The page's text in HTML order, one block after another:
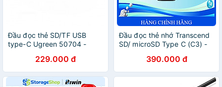
Đầu đọc thẻ SD/TF USB
type-C Ugreen 50704 -
229.000 đ
Đầu đọc thẻ nhớ Transcend
SD/ microSD Type C (C3) -
390.000 đ